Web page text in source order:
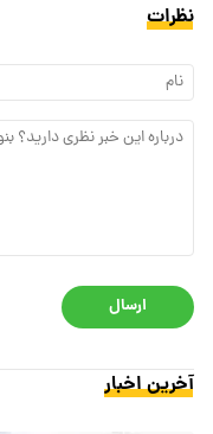
نظرات
ارسال
آخرین اخبار